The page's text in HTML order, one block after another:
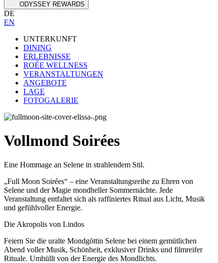
ODYSSEY REWARDS
DE
EN
UNTERKUNFT
DINING
ERLEBNISSE
ROÉE WELLNESS
VERANSTALTUNGEN
ANGEBOTE
LAGE
FOTOGALERIE
Vollmond Soirées
Eine Hommage an Selene in strahlendem Stil.
„Full Moon Soirées“ – eine Veranstaltungsreihe zu Ehren von
Selene und der Magie mondheller Sommernächte. Jede
Veranstaltung entfaltet sich als raffiniertes Ritual aus Licht, Musik
und gefühlvoller Energie.
Die Akropolis von Lindos
Feiern Sie die uralte Mondgöttin Selene bei einem gemütlichen
Abend voller Musik, Schönheit, exklusiver Drinks und filmreifer
Rituale. Umhüllt von der Energie des Mondlichts.